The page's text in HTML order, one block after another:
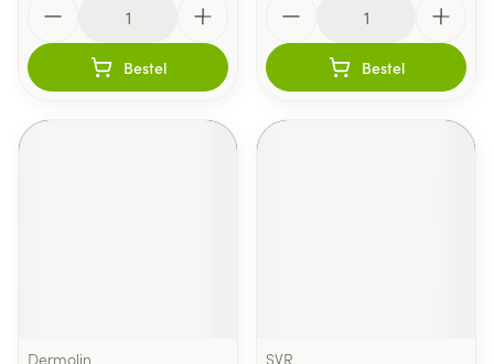
Bestel Bestel
Dermolin SVR